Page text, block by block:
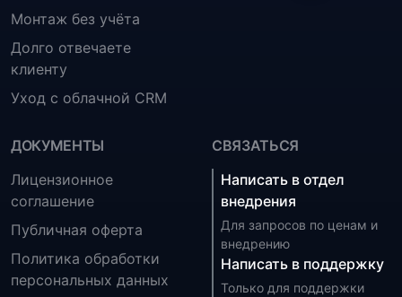
Монтаж без учёта
Долго отвечаете
клиенту
Уход с облачной CRM
ДОКУМЕНТЫ
Лицензионное
соглашение
Публичная оферта
Политика обработки
персональных данных
СВЯЗАТЬСЯ
Написать в отдел
внедрения
Для запросов по ценам и
внедрению
Написать в поддержку
Только для поддержки